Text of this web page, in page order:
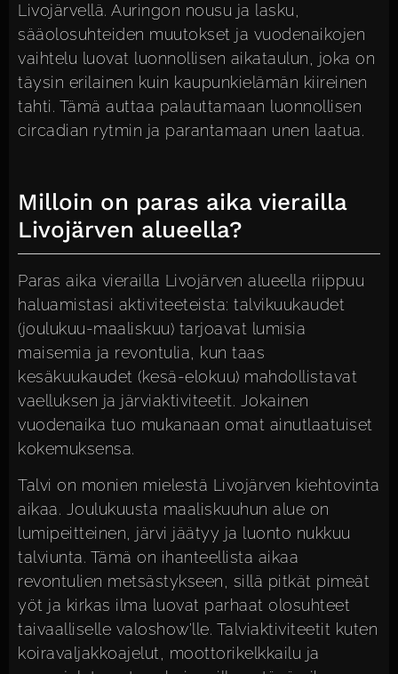
Livojärvellä. Auringon nousu ja lasku,
sääolosuhteiden muutokset ja vuodenaikojen
vaihtelu luovat luonnollisen aikataulun, joka on
täysin erilainen kuin kaupunkielämän kiireinen
tahti. Tämä auttaa palauttamaan luonnollisen
circadian rytmin ja parantamaan unen laatua.
Milloin on paras aika vierailla
Livojärven alueella?
Paras aika vierailla Livojärven alueella riippuu
haluamistasi aktiviteeteista: talvikuukaudet
(joulukuu-maaliskuu) tarjoavat lumisia
maisemia ja revontulia, kun taas
kesäkuukaudet (kesä-elokuu) mahdollistavat
vaelluksen ja järviaktiviteetit. Jokainen
vuodenaika tuo mukanaan omat ainutlaatuiset
kokemuksensa.
Talvi on monien mielestä Livojärven kiehtovinta
aikaa. Joulukuusta maaliskuuhun alue on
lumipeitteinen, järvi jäätyy ja luonto nukkuu
talviunta. Tämä on ihanteellista aikaa
revontulien metsästykseen, sillä pitkät pimeät
yöt ja kirkas ilma luovat parhaat olosuhteet
taivaalliselle valoshow’lle. Talviaktiviteetit kuten
koiravaljakkoajelut, moottorikelkkailu ja